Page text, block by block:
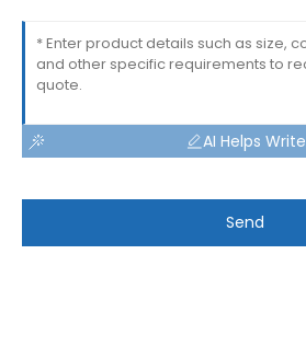
AI Helps Write
Send